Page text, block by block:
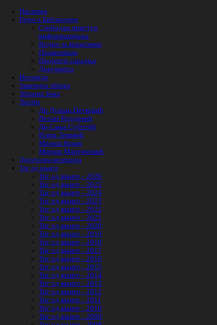
Насловна
Ријеч о Библиотеци
Слободан приступ
информацијама
Водич за кориснике
Правилници
Пројекти сарадње
Документа
Историјат
Завичајна збирка
Зборник Бока
Легати
Др Душан Петковић
Вељко Радојевић
Др Сања Суботић
Илија Зековић
Милош Ковач
Мираш Мартиновић
Дигитална колекција
Трг од књиге
Трг од књиге - 2026
Трг од књиге - 2025
Трг од књиге - 2024
Трг од књиге - 2023
Трг од књиге - 2022
Трг од књиге - 2021
Трг од књиге - 2020
Трг од књиге - 2019
Трг од књиге - 2018
Трг од књиге - 2017
Трг од књиге - 2016
Трг од књиге - 2015
Трг од књиге - 2014
Трг од књиге - 2013
Трг од књиге - 2012
Трг од књиге - 2011
Трг од књиге - 2010
Трг од књиге - 2009